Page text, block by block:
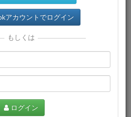
アカウントでログイン
もしくは
ログイン